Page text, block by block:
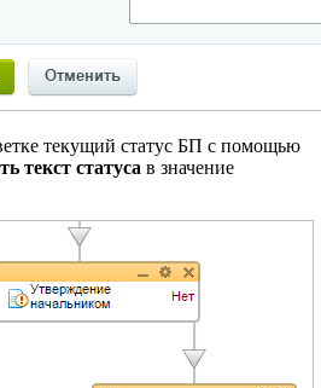
текущий статус БП с помощью
текст статуса в значение